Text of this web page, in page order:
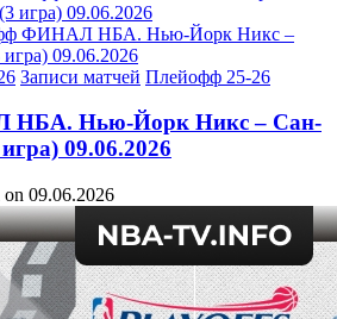
игра) 09.06.2026
ФИНАЛ НБА. Нью-Йорк Никс –
09.06.2026
Записи матчей Плейофф 25-26
НБА. Нью-Йорк Никс – Сан-
09.06.2026
on 09.06.2026